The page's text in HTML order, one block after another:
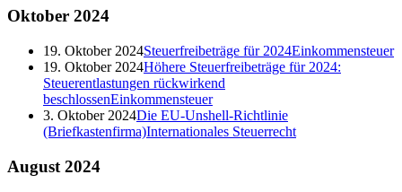
Oktober 2024
19. Oktober 2024Steuerfreibeträge für 2024Einkommensteuer
19. Oktober 2024Höhere Steuerfreibeträge für 2024:
Steuerentlastungen rückwirkend
beschlossenEinkommensteuer
3. Oktober 2024Die EU-Unshell-Richtlinie
(Briefkastenfirma)Internationales Steuerrecht
August 2024